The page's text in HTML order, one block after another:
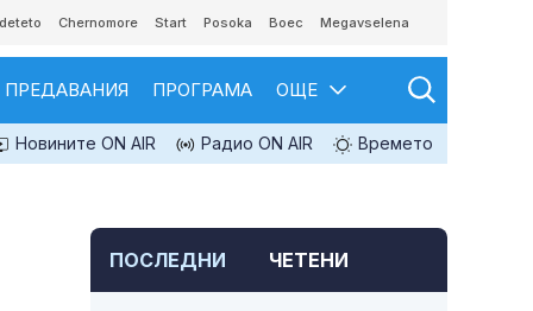
Chernomore Start Posoka Boec Megavselena
ПРЕДАВАНИЯ ПРОГРАМА ОЩЕ
Новините ON AIR Радио ON AIR Времето
ПОСЛЕДНИ ЧЕТЕНИ